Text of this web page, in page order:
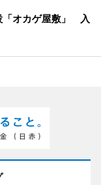
「オカゲ屋敷」 入